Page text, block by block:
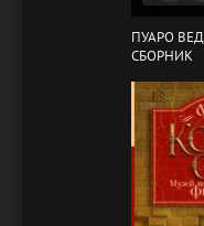
ПУАРО
СБОРНИК